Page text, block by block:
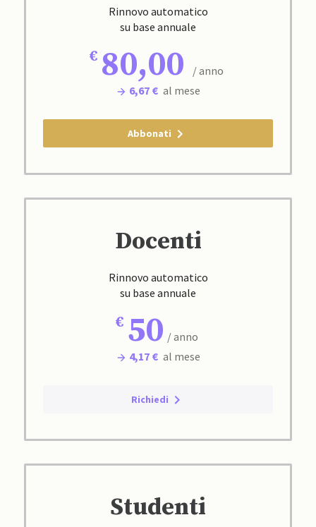
Rinnovo automatico
su base annuale
80,00
/ anno
6,67 € al mese
Abbonati
Docenti
Rinnovo automatico
su base annuale
50 / anno
4,17 € al mese
Richiedi
Studenti